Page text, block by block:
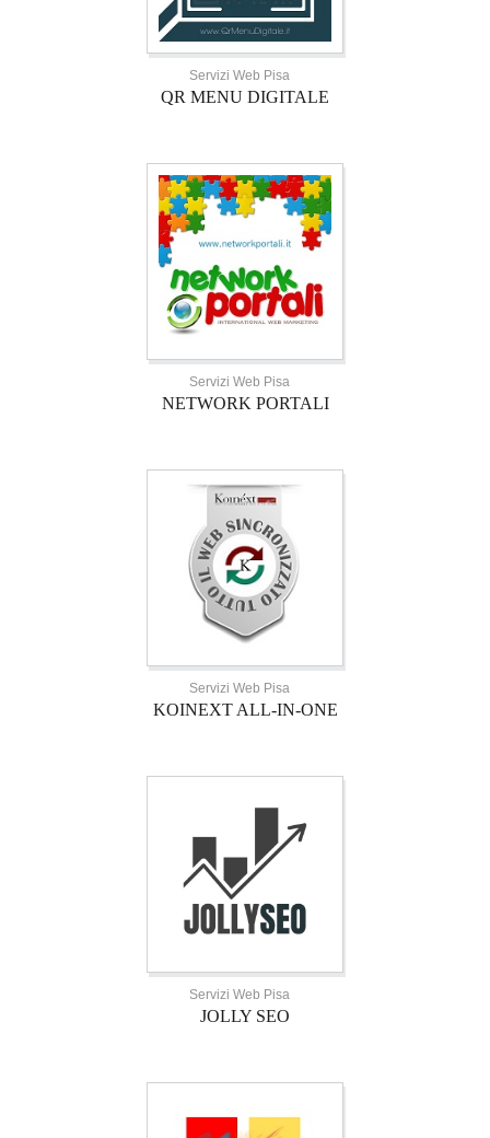
Servizi Web Pisa
QR MENU DIGITALE
Servizi Web Pisa
NETWORK PORTALI
Servizi Web Pisa
KOINEXT ALL-IN-ONE
Servizi Web Pisa
JOLLY SEO